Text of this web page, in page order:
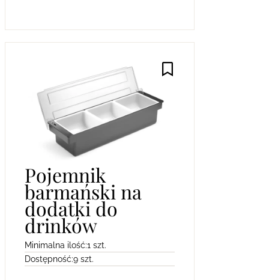
Pojemnik
barmański na
dodatki do
drinków
Minimalna ilość:1 szt.
Dostępność:9 szt.